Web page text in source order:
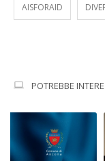
AISFORAID
POTREBBE